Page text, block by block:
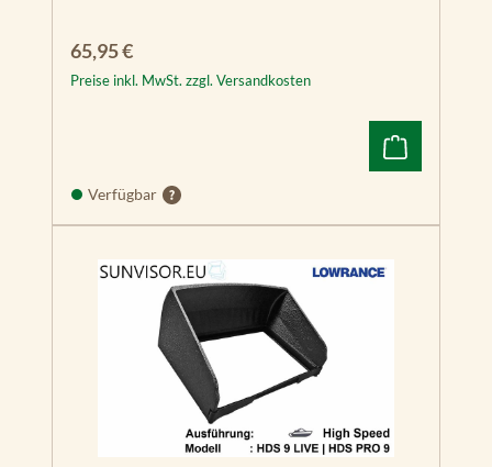
Regulärer Preis:
65,95 €
Preise inkl. MwSt. zzgl. Versandkosten
Verfügbar